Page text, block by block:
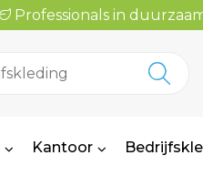
Professionals in
Kantoor